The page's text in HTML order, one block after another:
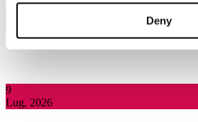
Deny
9
Lug, 2026